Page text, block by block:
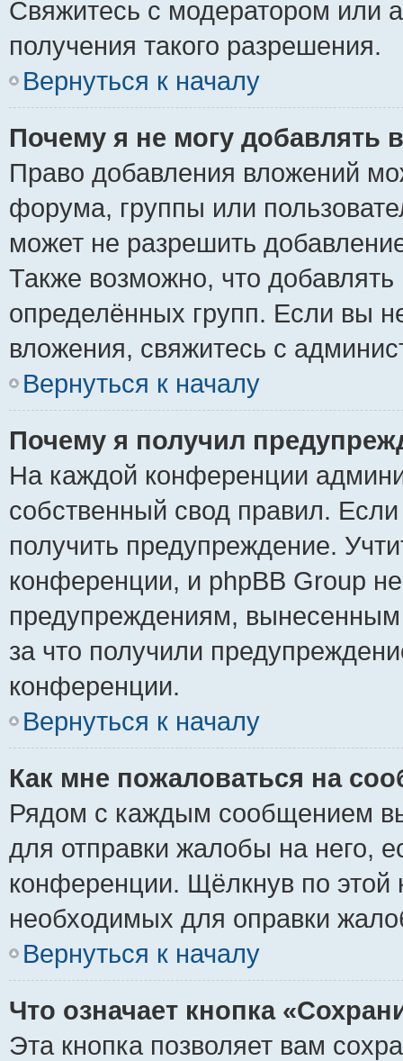
Свяжитесь с модератором или
получения такого разрешения.
Вернуться к началу
Почему я не могу добавлять
Право добавления вложений
форума, группы или
может не разрешить
Также возможно, что
определённых групп. Если вы
вложения, свяжитесь с
Вернуться к началу
Почему я получил
На каждой конференции
собственный свод правил.
получить предупреждение.
конференции, и phpBB Group
предупреждениям,
за что получили
конференции.
Вернуться к началу
Как мне пожаловаться на
Рядом с каждым сообщением
для отправки жалобы на него,
конференции. Щёлкнув по этой
необходимых для оправки
Вернуться к началу
Что означает кнопка
Эта кнопка позволяет вам